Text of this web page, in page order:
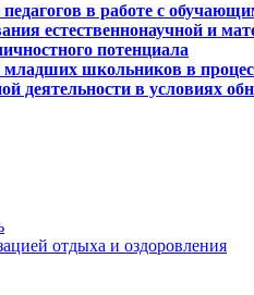
педагогов в работе с
естественнонаучной и
потенциала
школьников в
деятельности в
отдыха и оздоровления